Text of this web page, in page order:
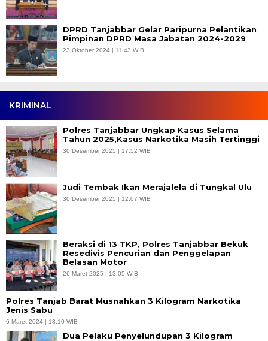
DPRD Tanjabbar Gelar Paripurna Pelantikan
Pimpinan DPRD Masa Jabatan 2024-2029
23 Oktober 2024 | 11:43 WIB
KRIMINAL
Polres Tanjabbar Ungkap Kasus Selama
Tahun 2025,Kasus Narkotika Masih Tertinggi
30 Desember 2025 | 17:52 WIB
Judi Tembak Ikan Merajalela di Tungkal Ulu
30 Desember 2025 | 12:07 WIB
Beraksi di 13 TKP, Polres Tanjabbar Bekuk
Resedivis Pencurian dan Penggelapan
Belasan Motor
26 Maret 2025 | 13:05 WIB
Polres Tanjab Barat Musnahkan 3 Kilogram Narkotika
Jenis Sabu
6 Maret 2024 | 13:10 WIB
Dua Pelaku Penyelundupan 3 Kilogram